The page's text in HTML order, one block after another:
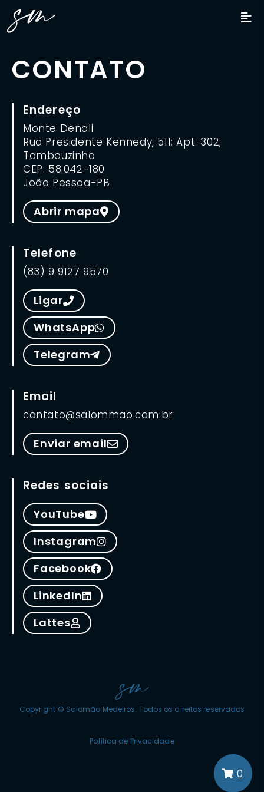
CONTATO
Endereço
Monte Denali
Rua Presidente Kennedy, 511; Apt. 302;
Tambauzinho
CEP: 58.042-180
João Pessoa-PB
Abrir mapa
Telefone
(83) 9 9127 9570
Ligar
WhatsApp
Telegram
Email
contato@salommao.com.br
Enviar email
Redes sociais
YouTube
Instagram
Facebook
LinkedIn
Lattes
Copyright © Salomão Medeiros. Todos os direitos reservados
Política de Privacidade
0